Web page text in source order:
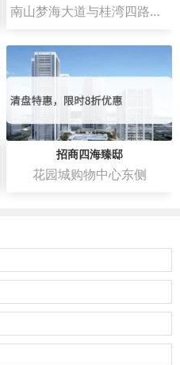
南山梦海大道与桂湾四路交汇处东南角
招商四海臻邸
花园城购物中心东侧